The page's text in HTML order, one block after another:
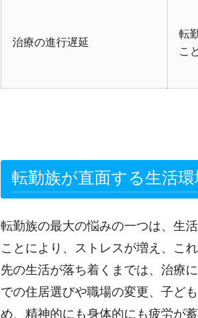
治療の進行遅延
転
こ
転勤族が直面する生活
転勤族の最大の悩みの一つは、生
ことにより、ストレスが増え、こ
先の生活が落ち着くまでは、治療
での住居選びや職場の変更、子ど
め、精神的にも身体的にも疲労が